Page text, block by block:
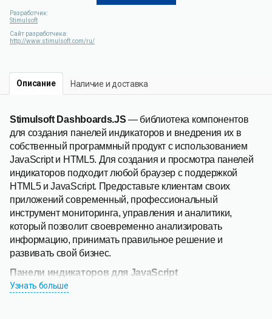
Разработчик:
Stimulsoft
Сайт разработчика:
http://www.stimulsoft.com/ru/
Описание Наличие и доставка
Stimulsoft Dashboards.JS — библиотека компонентов
для создания панелей индикаторов и внедрения их в
собственный программный продукт с использованием
JavaScript и HTML5. Для создания и просмотра панелей
индикаторов подходит любой браузер с поддержкой
HTML5 и JavaScript. Предоставьте клиентам своих
приложений современный, профессиональный
инструмент мониторинга, управления и аналитики,
который позволит своевременно анализировать
информацию, принимать правильное решение и
развивать свой бизнес.
Панели индикаторов для JavaScript
Dashboards.JS — полнофункциональный инструмент
Узнать больше